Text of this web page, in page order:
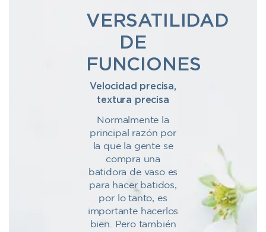
VERSATILIDAD
DE
FUNCIONES
Velocidad precisa,
textura precisa
Normalmente la
principal razón por
la que la gente se
compra una
batidora de vaso es
para hacer batidos,
por lo tanto, es
importante hacerlos
bien. Pero también